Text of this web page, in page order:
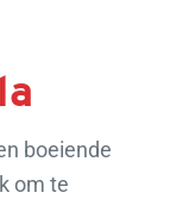
boeiende
om te